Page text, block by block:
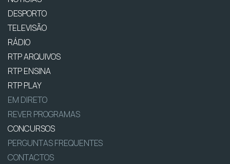
DESPORTO
TELEVISÃO
RÁDIO
RTP ARQUIVOS
RTP ENSINA
RTP PLAY
EM DIRETO
REVER PROGRAMAS
CONCURSOS
PERGUNTAS FREQUENTES
CONTACTOS